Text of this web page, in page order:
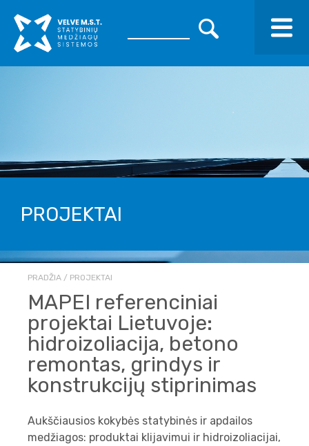
PROJEKTAI
PRADŽIA PROJEKTAI
MAPEI referenciniai
projektai Lietuvoje:
hidroizoliacija, betono
remontas, grindys ir
konstrukcijų stiprinimas
Aukščiausios kokybės statybinės ir apdailos
medžiagos: produktai klijavimui ir hidroizoliacijai,